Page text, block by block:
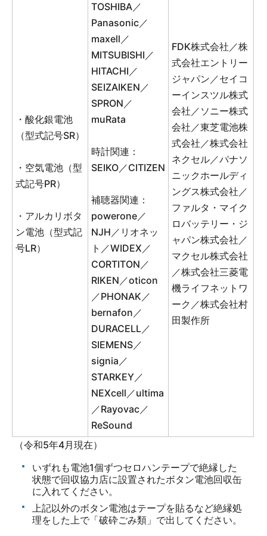
・酸化銀電池
（型式記号SR）
・空気電池（型
式記号PR）
・アルカリボタ
ン電池（型式記
号LR）
TOSHIBA／
Panasonic／
maxell／
MITSUBISHI／
HITACHI／
SEIZAIKEN／
SPRON／
muRata
時計関連：
SEIKO／CITIZEN
補聴器関連：
powerone／
NJH／リオネッ
ト／WIDEX／
CORTITON／
RIKEN／oticon
／PHONAK／
bernafon／
DURACELL／
SIEMENS／
signia／
STARKEY／
NEXcell／ultima
／Rayovac／
ReSound
FDK株式会社／株
式会社エントリー
ジャパン／セイコ
ーインスツル株式
会社／ソニー株式
会社／東芝電池株
式会社／株式会社
ネクセル／パナソ
ニックホールディ
ングス株式会社／
ファルタ・マイク
ロバッテリー・ジ
ャパン株式会社／
マクセル株式会社
／株式会社三菱電
機ライフネットワ
ーク／株式会社村
田製作所
（令和5年4月現在）
いずれも電池1個ずつセロハンテープで絶縁した
状態で回収協力店に設置されたボタン電池回収缶
に入れてください。
上記以外のボタン電池はテープを貼るなど絶縁処
理をした上で「破砕ごみ類」で出してください。